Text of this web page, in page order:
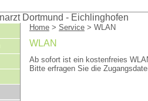
Home > Service > WLAN
WLAN
Ab sofort ist ein kostenfreies
Bitte erfragen Sie die